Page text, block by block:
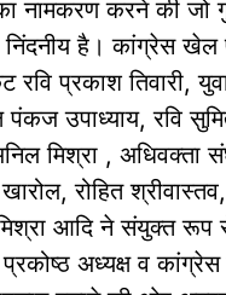
नामकरण करने की जो
निंदनीय है। कांग्रेस खेल
रवि प्रकाश तिवारी,
उपाध्याय, रवि
मिश्रा , अधिवक्ता
खारोल, रोहित
आदि ने संयुक्त रूप
अध्यक्ष व